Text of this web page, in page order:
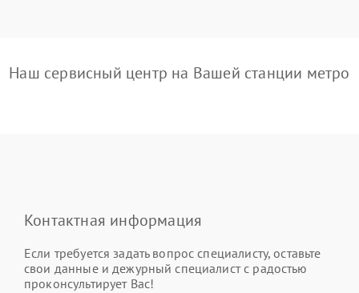
Наш сервисный центр на Вашей станции метро
Контактная информация
Если требуется задать вопрос специалисту, оставьте
свои данные и дежурный специалист с радостью
проконсультирует Вас!